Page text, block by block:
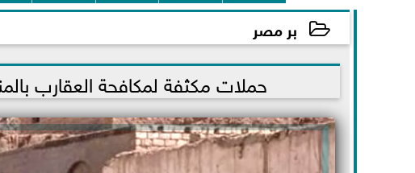
بر مصر
2021-11-15 18:29:07 حملات مكثفة لمكافحة العقارب